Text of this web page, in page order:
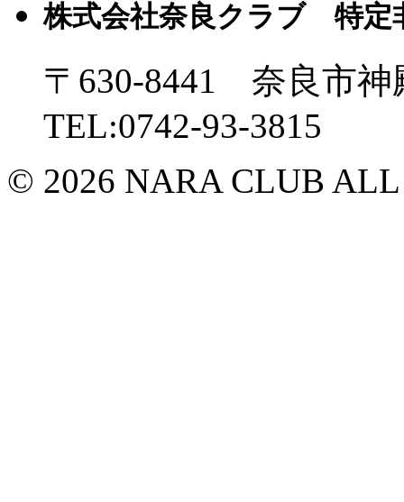
株式会社奈良クラブ 特定
〒630-8441 奈良市
TEL:0742-93-3815
© 2026 NARA CLUB ALL